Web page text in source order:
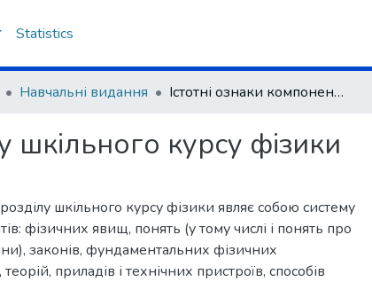
Statistics
Навчальні видання Істотні ознаки компонентів змісту шкільного курсу фізики
шкільного курсу фізики
шкільного курсу фізики являє собою систему
фізичних явищ, понять (у тому числі і понять про
законів, фундаментальних фізичних
приладів і технічних пристроїв, способів